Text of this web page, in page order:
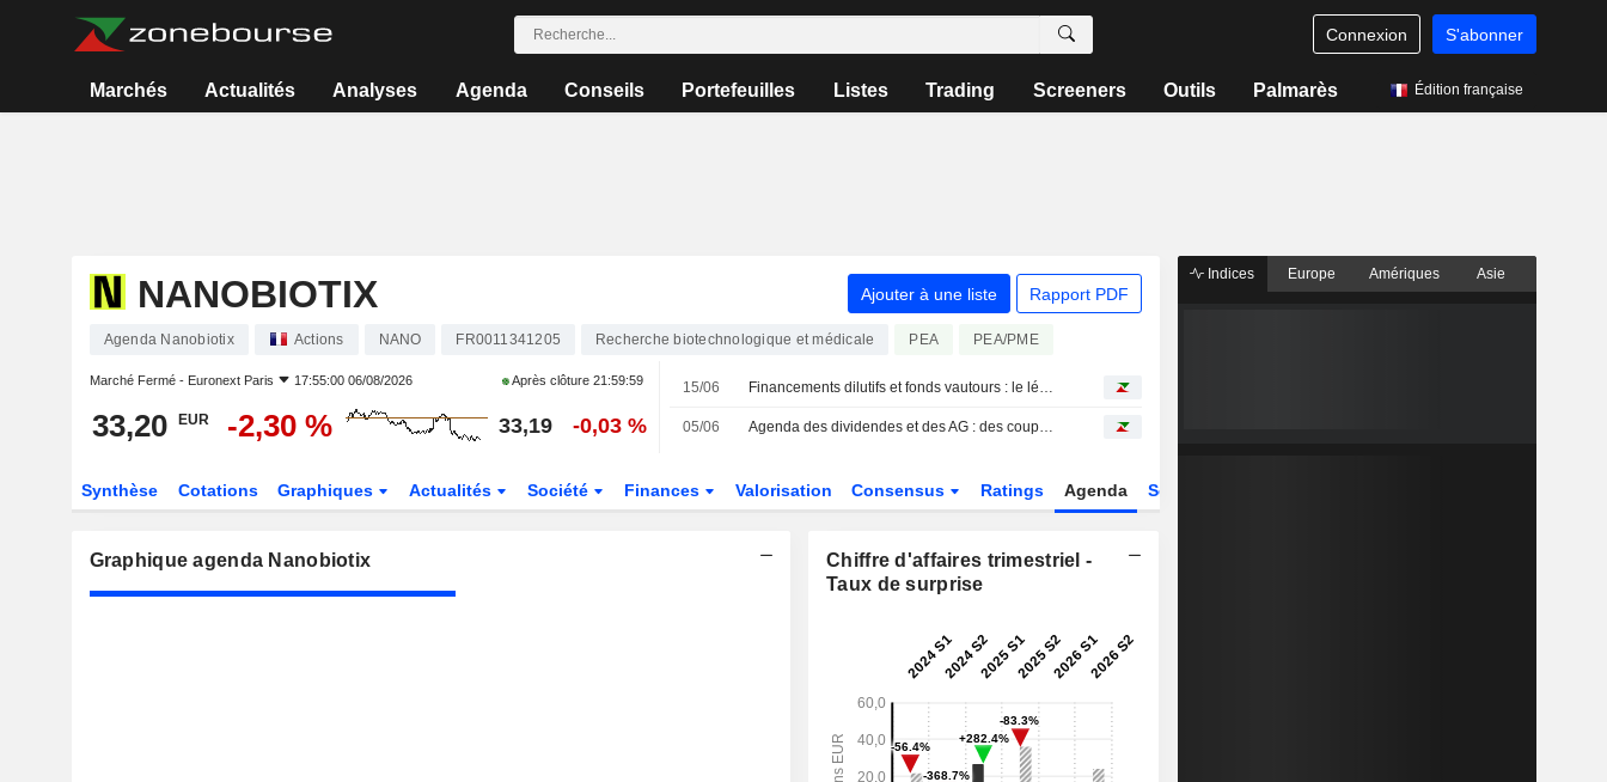
Connexion S'abonner
Marchés Actualités Analyses Agenda Conseils Portefeuilles Listes Trading Screeners Outils Palmarès Édition française
NANOBIOTIX Ajouter à une liste Rapport PDF
Agenda Nanobiotix Actions NANO FR0011341205 Recherche biotechnologique et médicale PEA PEA/PME
Marché Fermé - Euronext Paris 17:55:00 06/08/2026 Après clôture 21:59:59
33,20 EUR -2,30 % 33,19 -0,03 %
15/06 Financements dilutifs et fonds vautours : le législateur s'en mêle enfin
05/06 Agenda des dividendes et des AG : des coupons chez Saint-Gobain et Orange
Synthèse Cotations Graphiques Actualités Société Finances Valorisation Consensus Ratings Agenda Secteur
Graphique agenda Nanobiotix
Chiffre d'affaires trimestriel -
Taux de surprise
Indices Europe Amériques Asie